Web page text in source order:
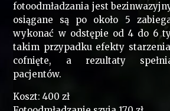
fotoodmładzania jest
osiągane są po około 5
wykonać w odstępie od 4 do 6
takim przypadku efekty
cofnięte, a rezultaty
pacjentów.
Koszt: 400 zł